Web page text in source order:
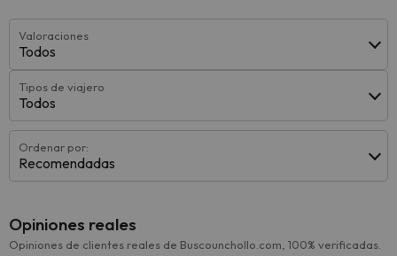
Valoraciones
Todos
Tipos de viajero
Todos
Ordenar por:
Recomendadas
Opiniones reales
Opiniones de clientes reales de Buscounchollo.com, 100% verificadas.